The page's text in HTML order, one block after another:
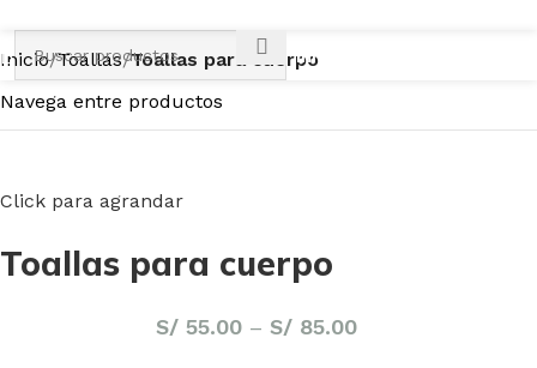
Iniciar Sesión / Registrarse
Inicio Toallas Toallas para cuerpo
Navega entre productos
Click para agrandar
Toallas para cuerpo
S/ 55.00 – S/ 85.00